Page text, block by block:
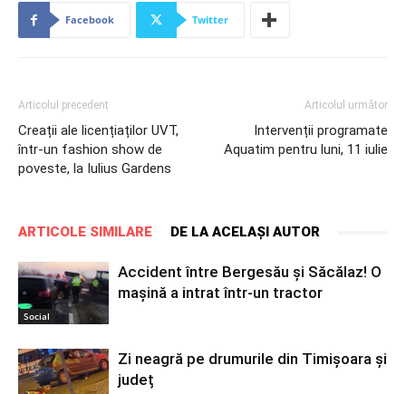
Facebook Twitter
Articolul precedent
Creații ale licențiaților UVT,
într-un fashion show de
poveste, la Iulius Gardens
Articolul următor
Intervenții programate
Aquatim pentru luni, 11 iulie
ARTICOLE SIMILARE DE LA ACELAȘI AUTOR
Social
Accident între Bergesău şi Săcălaz! O
maşină a intrat într-un tractor
Zi neagră pe drumurile din Timișoara și
județ